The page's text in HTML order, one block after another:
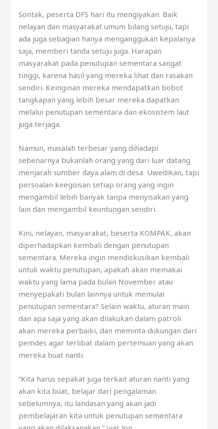
Sontak, peserta DFS hari itu mengiyakan. Baik
nelayan dan masyarakat umum bilang setuju, tapi
ada juga sebagian hanya menganggukan kepalanya
saja, memberi tanda setuju juga. Harapan
masyarakat pada penutupan sementara sangat
tinggi, karena hasil yang mereka lihat dan rasakan
sendiri. Keinginan mereka mendapatkan bobot
tangkapan yang lebih besar mereka dapatkan
melalui penutupan sementara dan ekosistem laut
juga terjaga.
Namun, masalah terbesar yang dihadapi
sebenarnya bukanlah orang yang dari luar datang
menjarah sumber daya alam di desa Uwedikan, tapi
persoalan keegoisan setiap orang yang ingin
mengambil lebih banyak tanpa menyisakan yang
lain dan mengambil keuntungan sendiri.
Kini, nelayan, masyarakat, beserta KOMPAK, akan
diperhadapkan kembali dengan penutupan
sementara. Mereka ingin mendiskusikan kembali
untuk waktu penutupan, apakah akan memakai
waktu yang lama pada bulan November atau
menyepakati bulan lainnya untuk memulai
penutupan sementara? Selain waktu, aturan main
dan apa saja yang akan dilakukan dalam patroli
akan mereka perbaiki, dan meminta dukungan dari
pemdes agar terlibat dalam pertemuan yang akan
mereka buat nanti.
“Kita harus sepakat juga terkait aturan nanti yang
akan kita buat, belajar dari pengalaman
sebelumnya, itu landasan yang akan jadi
pembelajaran kita untuk penutupan sementara